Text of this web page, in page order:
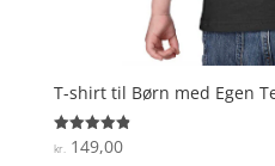
T-shirt til Børn med Egen
Vurderet
4.9
kr.149,00